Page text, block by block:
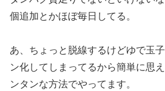
個追加とかほぼ毎日してる。
あ、ちょっと脱線するけどゆで玉
ン化してしまってるから簡単に思
ンタンな方法でやってます。